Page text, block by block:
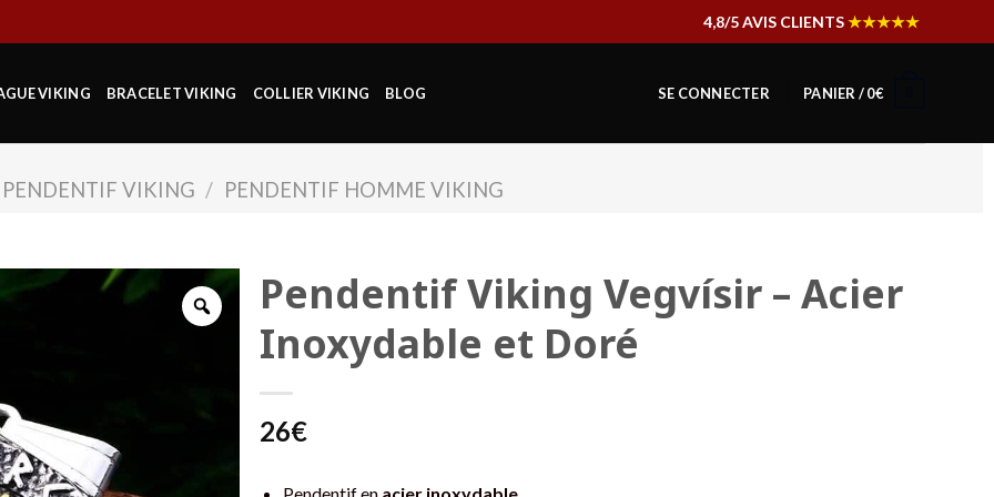
4,8/5 AVIS CLIENTS★★★★★
VIKING BRACELET VIKING COLLIER VIKING BLOG SE CONNECTER PANIER /0€
PENDENTIF VIKING / PENDENTIF HOMME VIKING
Pendentif Viking Vegvísir – Acier
Inoxydable et Doré
26€